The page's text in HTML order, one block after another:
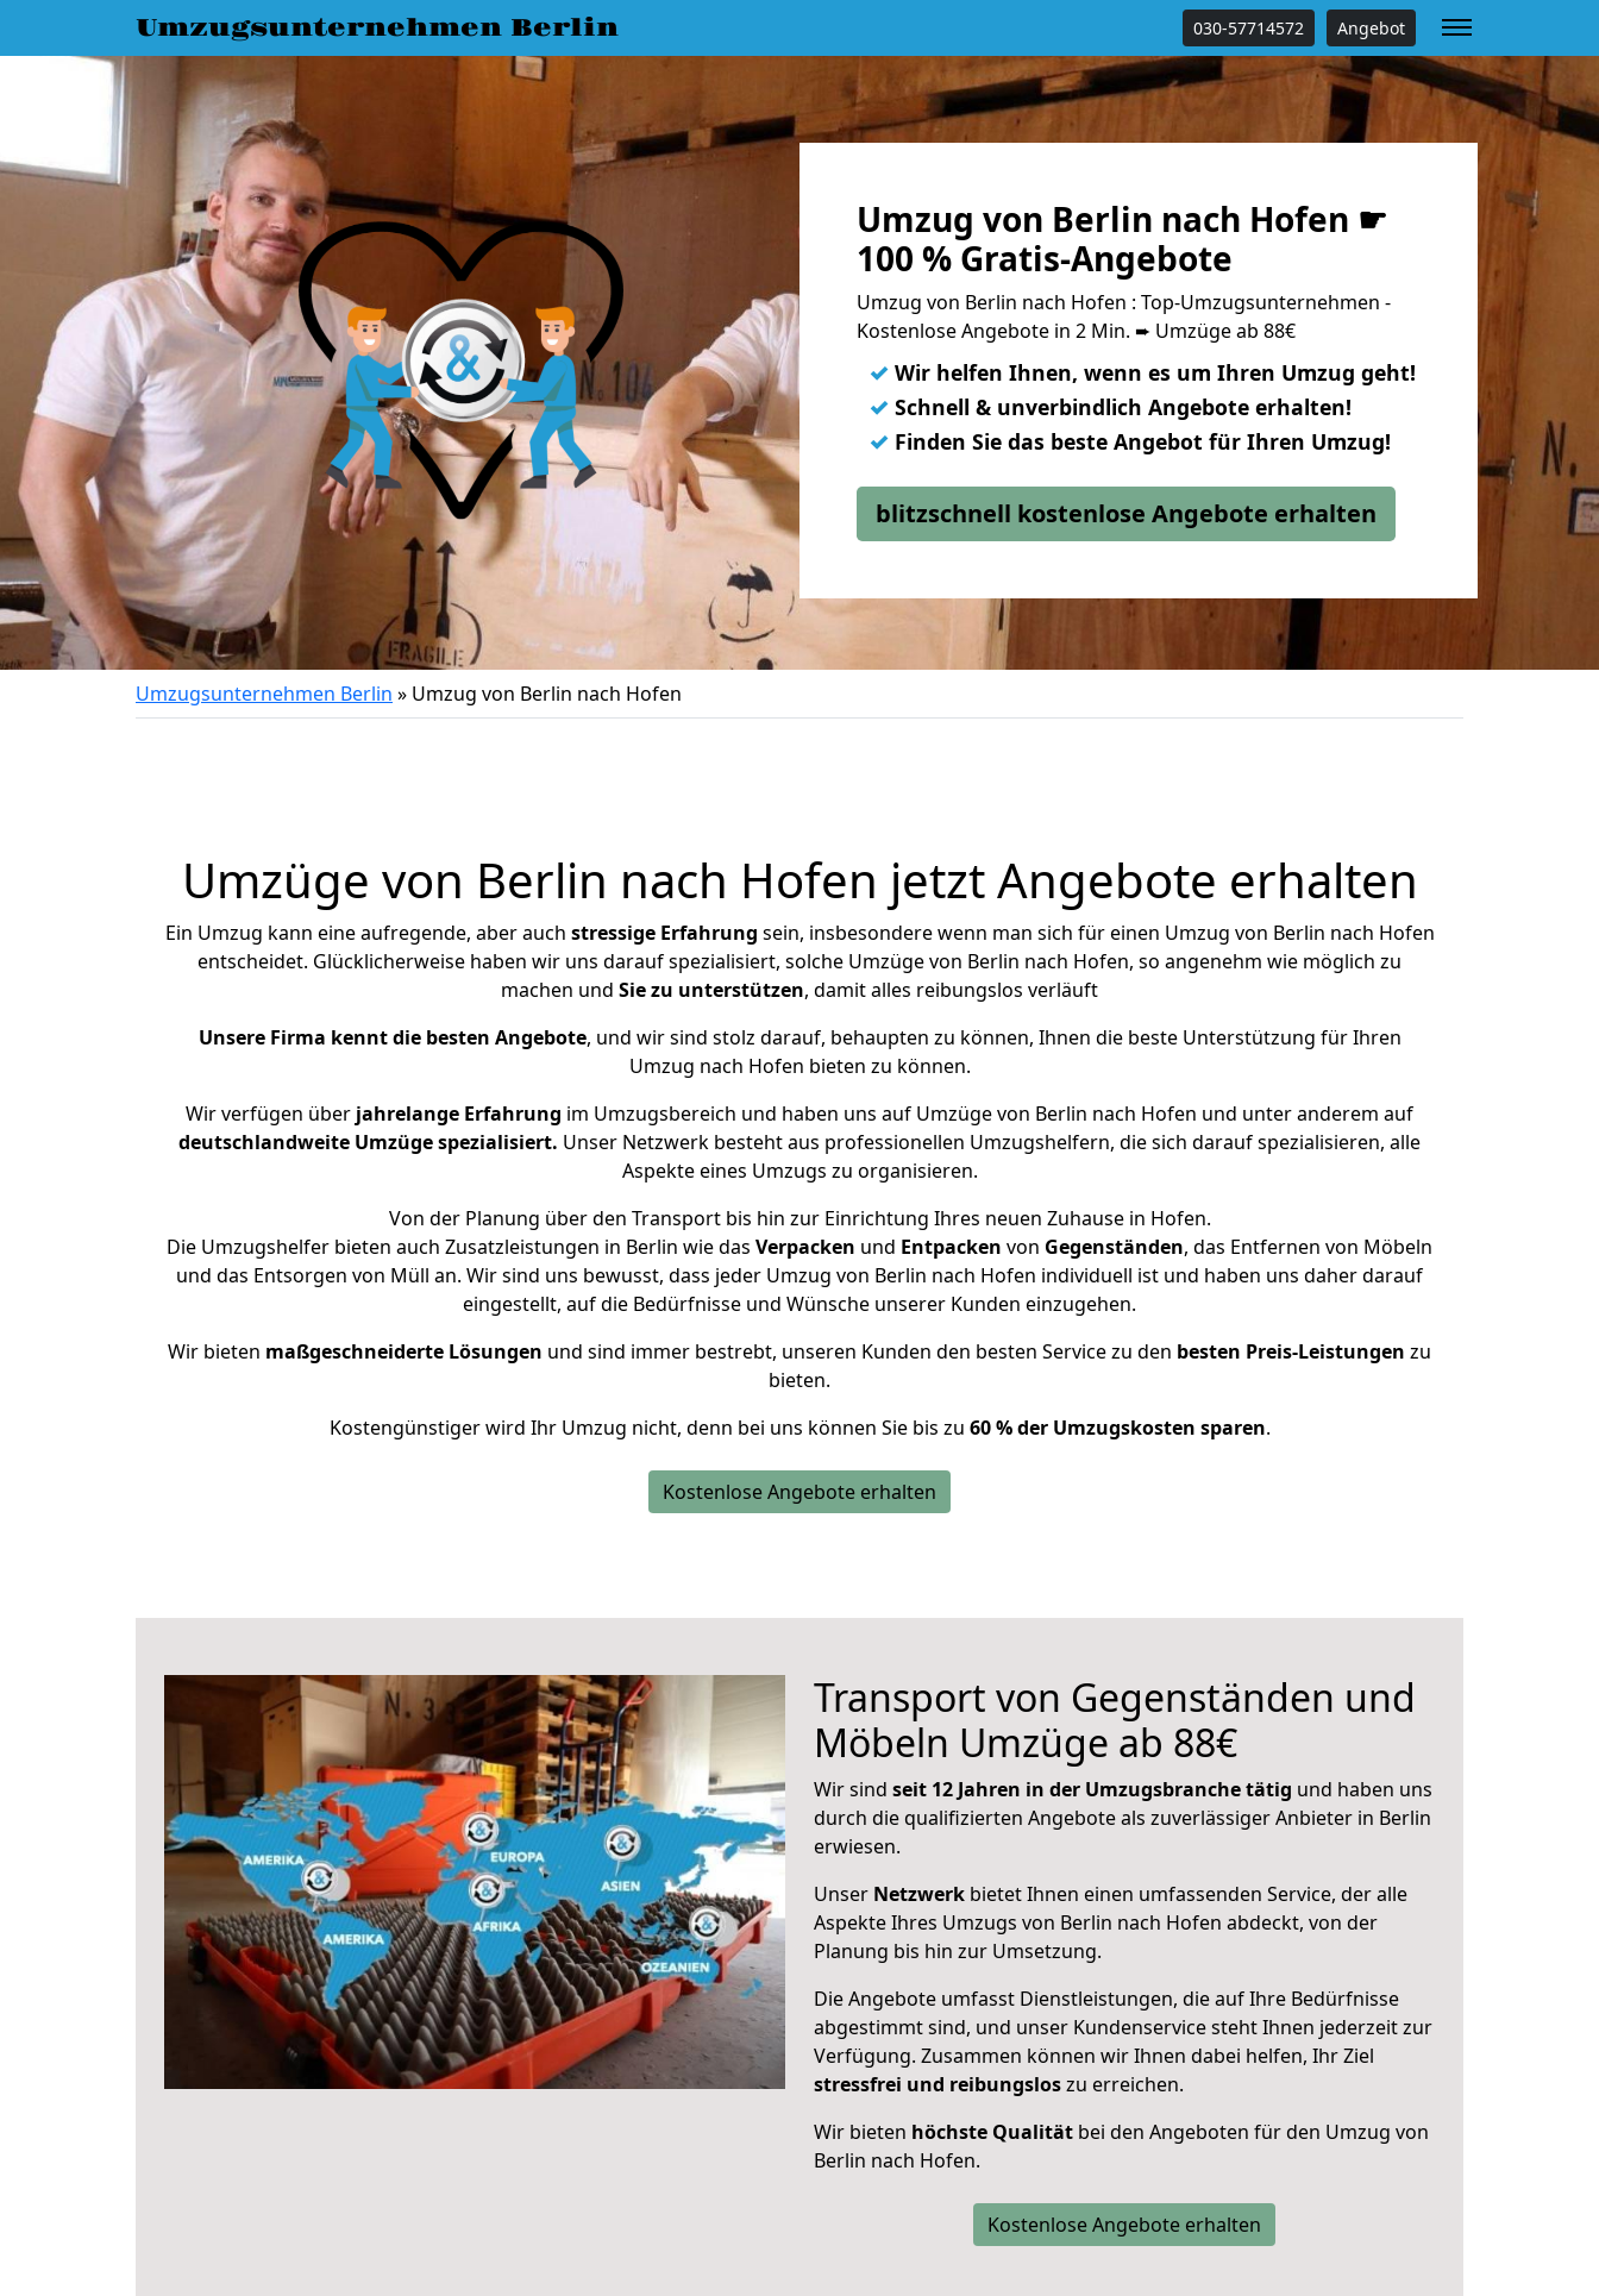
Umzugsunternehmen Berlin 030-57714572 Angebot
Umzug von Berlin nach Hofen ☛
100 % Gratis-Angebote
Umzug von Berlin nach Hofen : Top-Umzugsunternehmen -
Kostenlose Angebote in 2 Min. ➨ Umzüge ab 88€
✓ Wir helfen Ihnen, wenn es um Ihren Umzug geht!
✓ Schnell & unverbindlich Angebote erhalten!
✓ Finden Sie das beste Angebot für Ihren Umzug!
blitzschnell kostenlose Angebote erhalten
Umzugsunternehmen Berlin » Umzug von Berlin nach Hofen
Umzüge von Berlin nach Hofen jetzt Angebote erhalten
Ein Umzug kann eine aufregende, aber auch stressige Erfahrung sein, insbesondere wenn man sich für einen Umzug von Berlin nach Hofen
entscheidet. Glücklicherweise haben wir uns darauf spezialisiert, solche Umzüge von Berlin nach Hofen, so angenehm wie möglich zu
machen und Sie zu unterstützen, damit alles reibungslos verläuft
Unsere Firma kennt die besten Angebote, und wir sind stolz darauf, behaupten zu können, Ihnen die beste Unterstützung für Ihren
Umzug nach Hofen bieten zu können.
Wir verfügen über jahrelange Erfahrung im Umzugsbereich und haben uns auf Umzüge von Berlin nach Hofen und unter anderem auf
deutschlandweite Umzüge spezialisiert. Unser Netzwerk besteht aus professionellen Umzugshelfern, die sich darauf spezialisieren, alle
Aspekte eines Umzugs zu organisieren.
Von der Planung über den Transport bis hin zur Einrichtung Ihres neuen Zuhause in Hofen.
Die Umzugshelfer bieten auch Zusatzleistungen in Berlin wie das Verpacken und Entpacken von Gegenständen, das Entfernen von Möbeln
und das Entsorgen von Müll an. Wir sind uns bewusst, dass jeder Umzug von Berlin nach Hofen individuell ist und haben uns daher darauf
eingestellt, auf die Bedürfnisse und Wünsche unserer Kunden einzugehen.
Wir bieten maßgeschneiderte Lösungen und sind immer bestrebt, unseren Kunden den besten Service zu den besten Preis-Leistungen zu
bieten.
Kostengünstiger wird Ihr Umzug nicht, denn bei uns können Sie bis zu 60 % der Umzugskosten sparen.
Kostenlose Angebote erhalten
Transport von Gegenständen und
Möbeln Umzüge ab 88€
Wir sind seit 12 Jahren in der Umzugsbranche tätig und haben uns
durch die qualifizierten Angebote als zuverlässiger Anbieter in Berlin
erwiesen.
Unser Netzwerk bietet Ihnen einen umfassenden Service, der alle
Aspekte Ihres Umzugs von Berlin nach Hofen abdeckt, von der
Planung bis hin zur Umsetzung.
Die Angebote umfasst Dienstleistungen, die auf Ihre Bedürfnisse
abgestimmt sind, und unser Kundenservice steht Ihnen jederzeit zur
Verfügung. Zusammen können wir Ihnen dabei helfen, Ihr Ziel
stressfrei und reibungsloszu erreichen.
Wir bieten höchste Qualität bei den Angeboten für den Umzug von
Berlin nach Hofen.
Kostenlose Angebote erhalten